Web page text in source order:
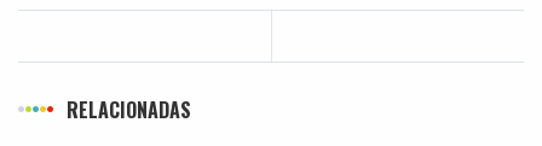
RELACIONADAS